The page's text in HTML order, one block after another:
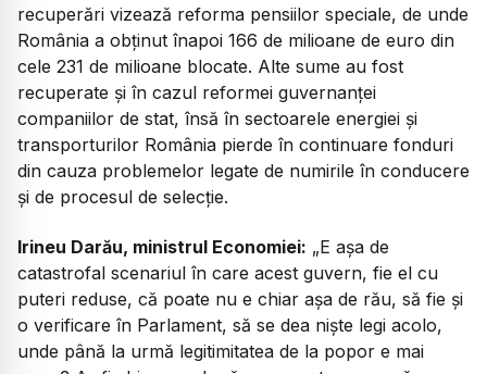
recuperări vizează reforma pensiilor speciale, de unde
România a obținut înapoi 166 de milioane de euro din
cele 231 de milioane blocate. Alte sume au fost
recuperate și în cazul reformei guvernanței
companiilor de stat, însă în sectoarele energiei și
transporturilor România pierde în continuare fonduri
din cauza problemelor legate de numirile în conducere
și de procesul de selecție.
Irineu Darău, ministrul Economiei: „E așa de
catastrofal scenariul în care acest guvern, fie el cu
puteri reduse, că poate nu e chiar așa de rău, să fie și
o verificare în Parlament, să se dea niște legi acolo,
unde până la urmă legitimitatea de la popor e mai